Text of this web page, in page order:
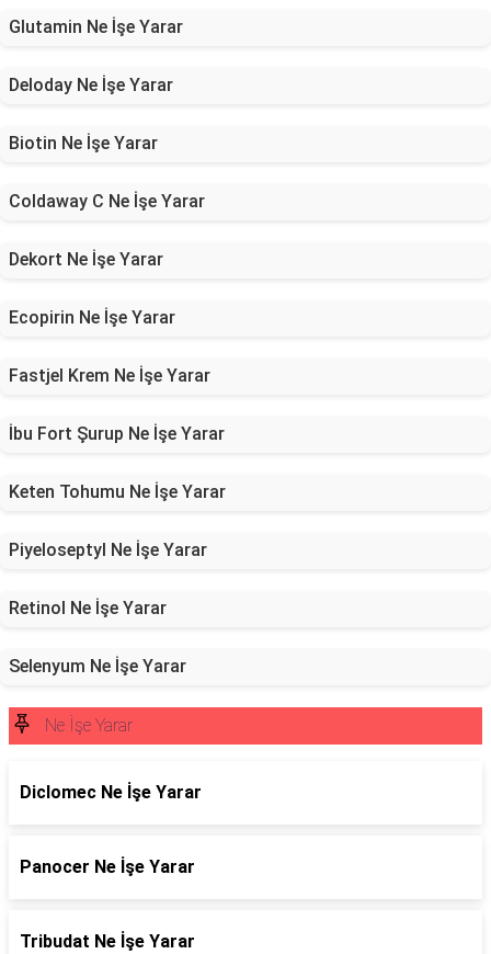
Glutamin Ne İşe Yarar
Deloday Ne İşe Yarar
Biotin Ne İşe Yarar
Coldaway C Ne İşe Yarar
Dekort Ne İşe Yarar
Ecopirin Ne İşe Yarar
Fastjel Krem Ne İşe Yarar
İbu Fort Şurup Ne İşe Yarar
Keten Tohumu Ne İşe Yarar
Piyeloseptyl Ne İşe Yarar
Retinol Ne İşe Yarar
Selenyum Ne İşe Yarar
Ne İşe Yarar
Diclomec Ne İşe Yarar
Panocer Ne İşe Yarar
Tribudat Ne İşe Yarar